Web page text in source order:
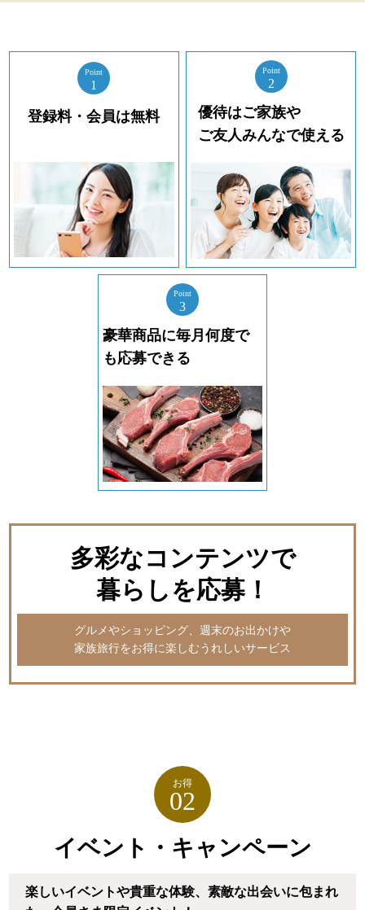
Point
1
登録料・会員は無料
Point
2
優待はご家族や
ご友人みんなで使える
Point
3
豪華商品に毎月 何度で
も応募できる
多彩なコンテンツで
暮らしを応募！
グルメやショッピング、週末のお出かけや
家族旅行をお得に楽しむうれしいサービス
お得
02
イベント・キャンペーン
楽しいイベントや貴重な体験、素敵な出会いに包まれ